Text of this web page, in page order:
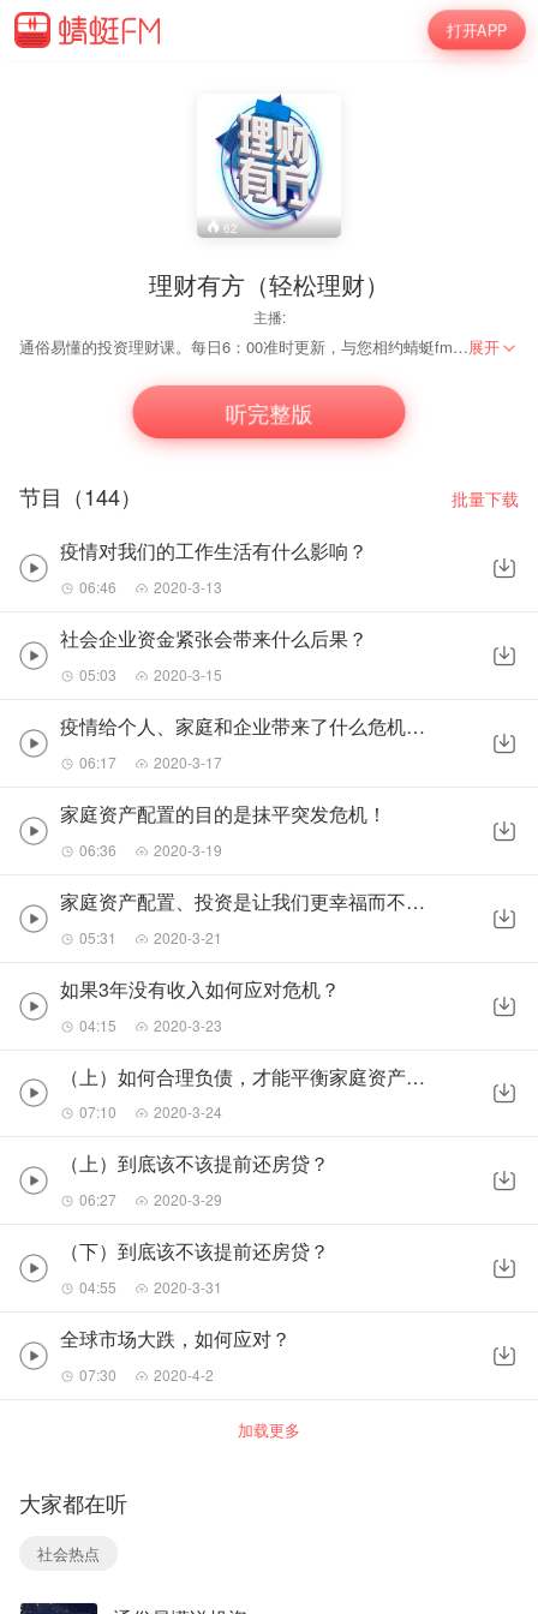
打开APP
62
理财有方（轻松理财）
主播:
通俗易懂的投资理财课。每日6：00准时更新，与您相约蜻蜓fm！ 一门零基础的财商进阶课，帮助小白进行系统学习财务自由的知识，方法和实操技巧！ 如何找到我们： 您要想获取更多视频，音频等干货请联系王老师。Vxin：1776629605展开
听完整版
节目（144） 批量下载
疫情对我们的工作生活有什么影响？
06:46 2020-3-13
社会企业资金紧张会带来什么后果？
05:03 2020-3-15
疫情给个人、家庭和企业带来了什么危机提醒？
06:17 2020-3-17
家庭资产配置的目的是抹平突发危机！
06:36 2020-3-19
家庭资产配置、投资是让我们更幸福而不是暴富！
05:31 2020-3-21
如果3年没有收入如何应对危机？
04:15 2020-3-23
（上）如何合理负债，才能平衡家庭资产配置？
07:10 2020-3-24
（上）到底该不该提前还房贷？
06:27 2020-3-29
（下）到底该不该提前还房贷？
04:55 2020-3-31
全球市场大跌，如何应对？
07:30 2020-4-2
加载更多
大家都在听
社会热点